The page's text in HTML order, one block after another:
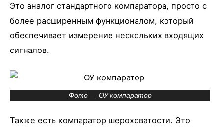
Это аналог стандартного компаратора, просто с
более расширенным функционалом, который
обеспечивает измерение нескольких входящих
сигналов.
Фото — ОУ компаратор
Также есть компаратор шероховатости. Это